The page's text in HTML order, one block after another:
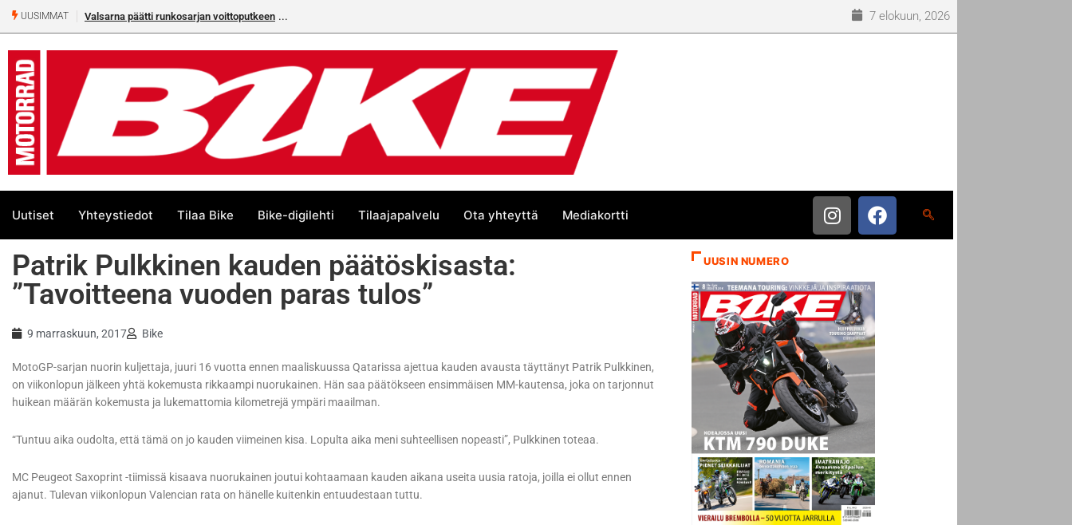
UUSIMMAT Valsarna päätti runkosarjan voittoputkeen 7 elokuun, 2026
Uutiset Yhteystiedot Tilaa Bike Bike-digilehti Tilaajapalvelu Ota yhteyttä Mediakortti
Patrik Pulkkinen kauden päätöskisasta:
”Tavoitteena vuoden paras tulos”
9 marraskuun, 2017 Bike
MotoGP-sarjan nuorin kuljettaja, juuri 16 vuotta ennen maaliskuussa Qatarissa ajettua kauden avausta täyttänyt Patrik Pulkkinen,
on viikonlopun jälkeen yhtä kokemusta rikkaampi nuorukainen. Hän saa päätökseen ensimmäisen MM-kautensa, joka on tarjonnut
huikean määrän kokemusta ja lukemattomia kilometrejä ympäri maailman.
“Tuntuu aika oudolta, että tämä on jo kauden viimeinen kisa. Lopulta aika meni suhteellisen nopeasti”, Pulkkinen toteaa.
MC Peugeot Saxoprint -tiimissä kisaava nuorukainen joutui kohtaamaan kauden aikana useita uusia ratoja, joilla ei ollut ennen
ajanut. Tulevan viikonlopun Valencian rata on hänelle kuitenkin entuudestaan tuttu.
UUSIN NUMERO